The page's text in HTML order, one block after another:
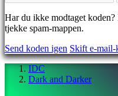
RO
RU
SR
TH
TR
UK
Har du ikke modtaget
tjekke spam-mappen.
Send koden igen Skift e-mail-
IDC
Dark and Darker